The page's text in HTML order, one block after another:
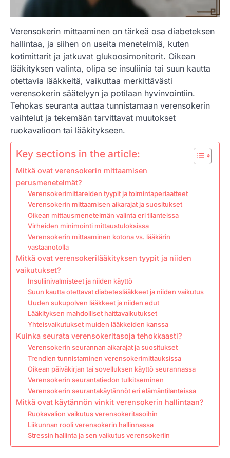
Verensokerin mittaaminen on tärkeä osa diabeteksen
hallintaa, ja siihen on useita menetelmiä, kuten
kotimittarit ja jatkuvat glukoosimonitorit. Oikean
lääkityksen valinta, olipa se insuliinia tai suun kautta
otettavia lääkkeitä, vaikuttaa merkittävästi
verensokerin säätelyyn ja potilaan hyvinvointiin.
Tehokas seuranta auttaa tunnistamaan verensokerin
vaihtelut ja tekemään tarvittavat muutokset
ruokavalioon tai lääkitykseen.
Key sections in the article:
Mitkä ovat verensokerin mittaamisen
perusmenetelmät?
Verensokerimittareiden tyypit ja toimintaperiaatteet
Verensokerin mittaamisen aikarajat ja suositukset
Oikean mittausmenetelmän valinta eri tilanteissa
Virheiden minimointi mittaustuloksissa
Verensokerin mittaaminen kotona vs. lääkärin
vastaanotolla
Mitkä ovat verensokerilääkityksen tyypit ja niiden
vaikutukset?
Insuliinivalmisteet ja niiden käyttö
Suun kautta otettavat diabeteslääkkeet ja niiden vaikutus
Uuden sukupolven lääkkeet ja niiden edut
Lääkityksen mahdolliset haittavaikutukset
Yhteisvaikutukset muiden lääkkeiden kanssa
Kuinka seurata verensokeritasoja tehokkaasti?
Verensokerin seurannan aikarajat ja suositukset
Trendien tunnistaminen verensokerimittauksissa
Oikean päiväkirjan tai sovelluksen käyttö seurannassa
Verensokerin seurantatiedon tulkitseminen
Verensokerin seurantakäytännöt eri elämäntilanteissa
Mitkä ovat käytännön vinkit verensokerin hallintaan?
Ruokavalion vaikutus verensokeritasoihin
Liikunnan rooli verensokerin hallinnassa
Stressin hallinta ja sen vaikutus verensokeriin